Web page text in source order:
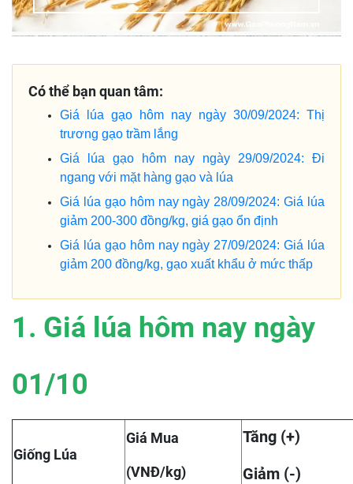
Có thể bạn quan tâm:
Giá lúa gạo hôm nay ngày 30/09/2024: Thị
trương gạo trầm lắng
Giá lúa gạo hôm nay ngày 29/09/2024: Đi
ngang với mặt hàng gạo và lúa
Giá lúa gạo hôm nay ngày 28/09/2024: Giá lúa
giảm 200-300 đồng/kg, giá gạo ổn định
Giá lúa gạo hôm nay ngày 27/09/2024: Giá lúa
giảm 200 đồng/kg, gạo xuất khẩu ở mức thấp
1. Giá lúa hôm nay ngày
01/10
Giống Lúa
Giá Mua
(VNĐ/kg)
Tăng (+)
Giảm (-)